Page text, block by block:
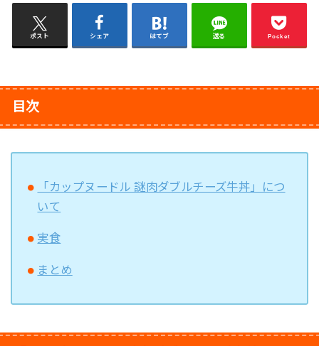
ポスト シェア はてブ 送る Pocket
目次
「カップヌードル 謎肉ダブルチーズ牛丼」につ
いて
実食
まとめ